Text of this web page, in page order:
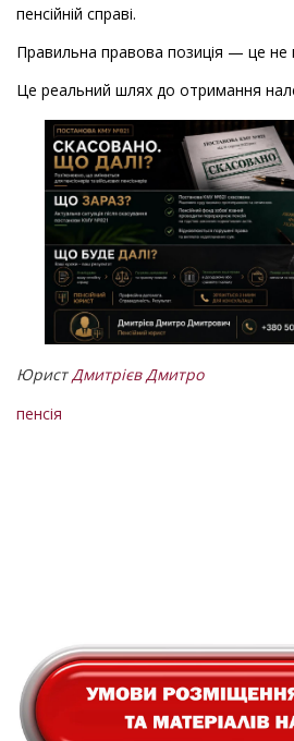
пенсійній справі.
Правильна правова позиція — це не
Це реальний шлях до отримання
ЮристДмитрієв Дмитро
пенсія